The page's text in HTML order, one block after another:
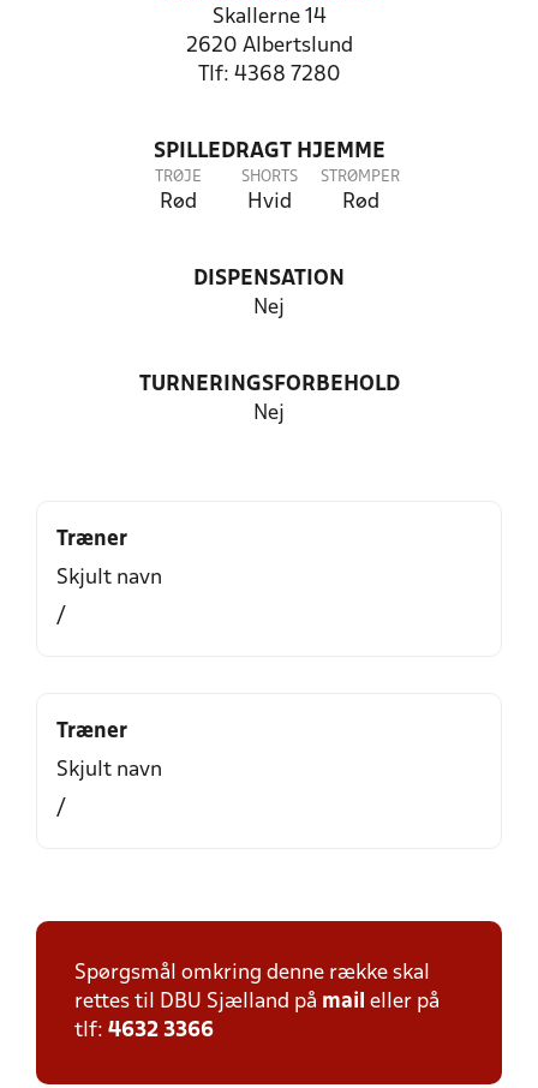
Skallerne 14
2620 Albertslund
Tlf: 4368 7280
SPILLEDRAGT HJEMME
TRØJE
Rød
SHORTS
Hvid
STRØMPER
Rød
DISPENSATION
Nej
TURNERINGSFORBEHOLD
Nej
Træner
Skjult navn
/
Træner
Skjult navn
/
Spørgsmål omkring denne række skal
rettes til DBU Sjælland på mail eller på
tlf: 4632 3366